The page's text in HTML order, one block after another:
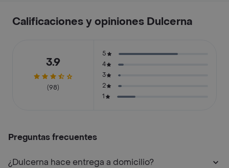
Calificaciones y opiniones Dulcerna
3.9
(98)
5
4
3
2
1
Preguntas frecuentes
¿Dulcerna hace entrega a domicilio?